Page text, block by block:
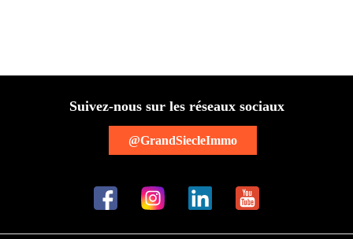
Suivez-nous sur les réseaux sociaux
@GrandSiecleImmo